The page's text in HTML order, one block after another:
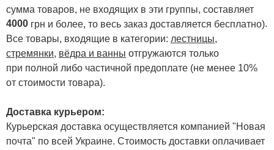
сумма товаров, не входящих в эти группы, составляет
4000 грн и более, то весь заказ доставляется бесплатно).
Все товары, входящие в категории: лестницы,
стремянки, вёдра и ванны отгружаются только
при полной либо частичной предоплате (не менее 10%
от стоимости товара).
Доставка курьером:
Курьерская доставка осуществляется компанией "Новая
почта" по всей Украине. Стоимость доставки оплачивает